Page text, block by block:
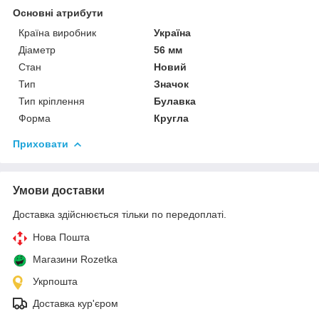
Основні атрибути
Країна виробник
Україна
Діаметр
56 мм
Стан
Новий
Тип
Значок
Тип кріплення
Булавка
Форма
Кругла
Приховати
Умови доставки
Доставка здійснюється тільки по передоплаті.
Нова Пошта
Магазини Rozetka
Укрпошта
Доставка кур'єром